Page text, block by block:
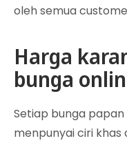
oleh semua
Harga
bunga
Setiap bunga
menpunyai ciri khas